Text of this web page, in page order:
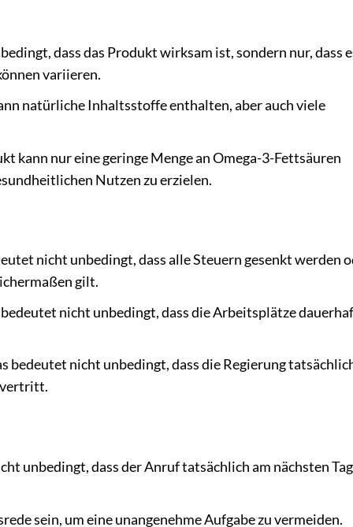
dass das Produkt wirksam ist, sondern nur, dass
variieren.
natürliche Inhaltsstoffe enthalten, aber auch viele
kann nur eine geringe Menge an Omega-3-Fettsäuren
Nutzen zu erzielen.
nicht unbedingt, dass alle Steuern gesenkt werden
gilt.
nicht unbedingt, dass die Arbeitsplätze
bedeutet nicht unbedingt, dass die Regierung
vertritt.
unbedingt, dass der Anruf tatsächlich am nächsten Tag
sein, um eine unangenehme Aufgabe zu vermeiden.